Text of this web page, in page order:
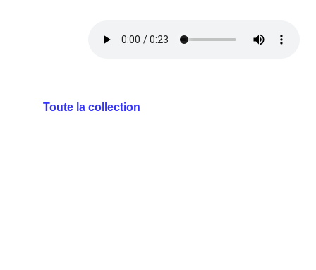
Toute la collection